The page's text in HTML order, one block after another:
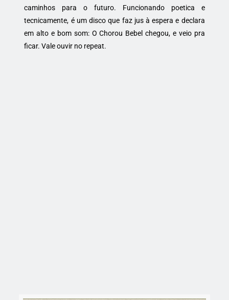
caminhos para o futuro. Funcionando poetica e
tecnicamente, é um disco que faz jus à espera e declara
em alto e bom som: O Chorou Bebel chegou, e veio pra
ficar. Vale ouvir no repeat.